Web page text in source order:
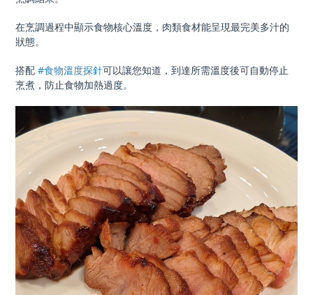
在烹調過程中顯示食物核心溫度，肉類食材能呈現最完美多汁的
狀態。
搭配 #食物溫度探針可以讓您知道，到達所需溫度後可自動停止
烹煮，防止食物加熱過度。